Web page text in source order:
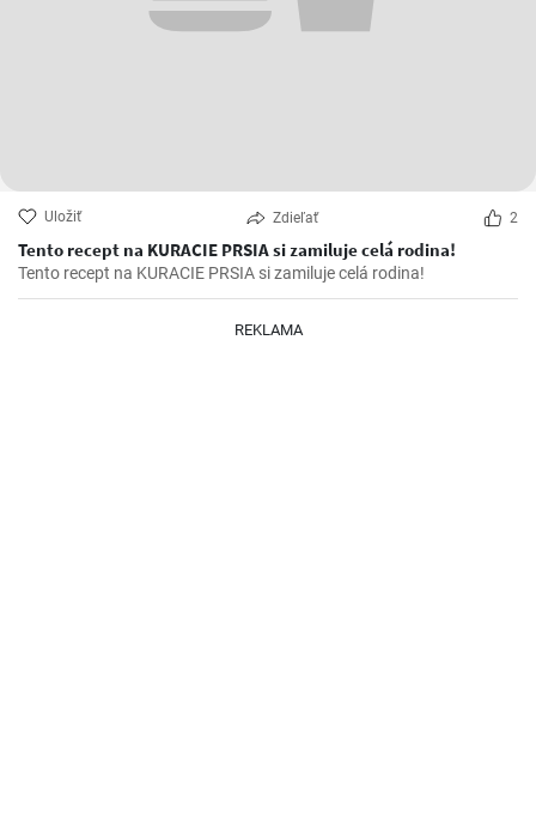
Uložiť Zdieľať 2
Tento recept na KURACIE PRSIA si zamiluje celá rodina!
Tento recept na KURACIE PRSIA si zamiluje celá rodina!
REKLAMA